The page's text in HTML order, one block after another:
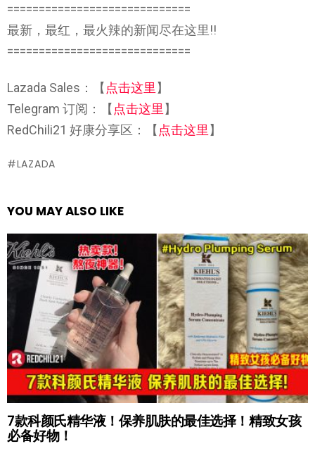
=============================
最新，最红，最火辣的新闻尽在这里!!
=============================
Lazada Sales：【 点击这里 】
Telegram 订阅：【 点击这里 】
RedChili21 好康分享区：【 点击这里 】
LAZADA
YOU MAY ALSO LIKE
7款科颜氏精华液！保养肌肤的最佳选择！精致女孩
必备好物！